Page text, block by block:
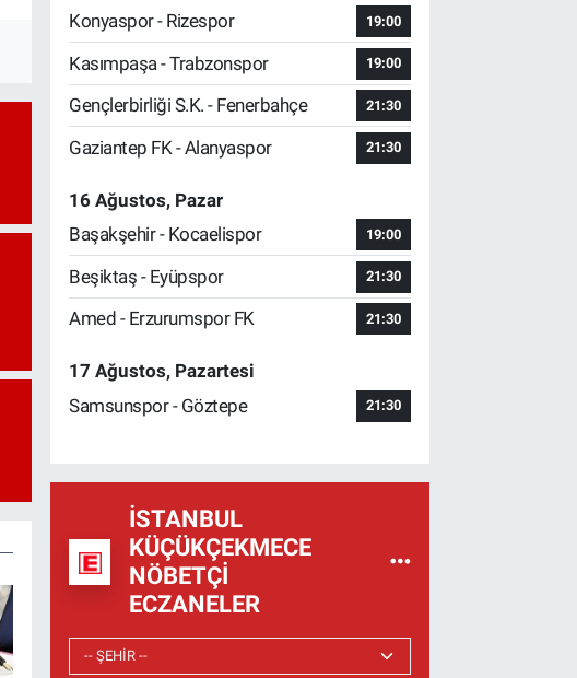
Konyaspor - Rizespor
19:00
Kasımpaşa - Trabzonspor 19:00
Gençlerbirliği S.K. - Fenerbahçe 21:30
Gaziantep FK - Alanyaspor 21:30
16 Ağustos, Pazar
Başakşehir - Kocaelispor
19:00
Beşiktaş - Eyüpspor 21:30
Amed - Erzurumspor FK 21:30
17 Ağustos, Pazartesi
Samsunspor - Göztepe
21:30
İSTANBUL
KÜÇÜKÇEKMECE
NÖBETÇI
ECZANELER